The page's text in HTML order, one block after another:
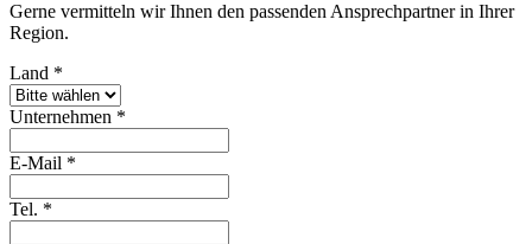
Gerne vermitteln wir Ihnen den passenden Ansprechpartner in Ihrer
Region.
Land *
Unternehmen *
E-Mail *
Tel. *